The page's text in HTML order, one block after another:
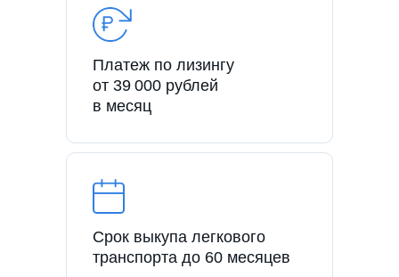
Платеж по лизингу
от 39 000 рублей
в месяц
Срок выкупа легкового
транспорта до 60 месяцев